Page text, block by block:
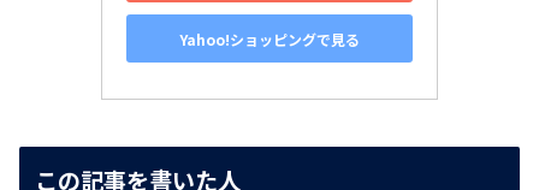
Yahoo!ショッピングで見る
この記事を書いた人